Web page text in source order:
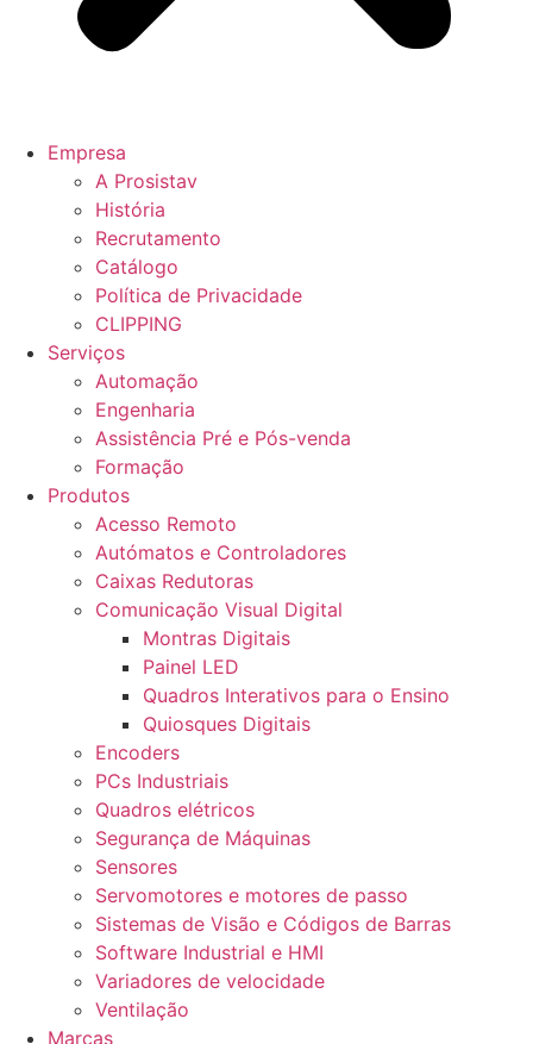
Empresa
A Prosistav
História
Recrutamento
Catálogo
Política de Privacidade
CLIPPING
Serviços
Automação
Engenharia
Assistência Pré e Pós-venda
Formação
Produtos
Acesso Remoto
Autómatos e Controladores
Caixas Redutoras
Comunicação Visual Digital
Montras Digitais
Painel LED
Quadros Interativos para o Ensino
Quiosques Digitais
Encoders
PCs Industriais
Quadros elétricos
Segurança de Máquinas
Sensores
Servomotores e motores de passo
Sistemas de Visão e Códigos de Barras
Software Industrial e HMI
Variadores de velocidade
Ventilação
Marcas